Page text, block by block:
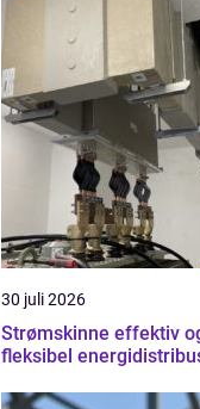
30 juli 2026
Strømskinne effektiv og
fleksibel